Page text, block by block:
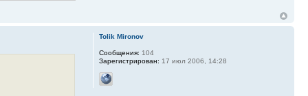
Tolik Mironov
Сообщения: 104
Зарегистрирован: 17 июл 2006, 14:28